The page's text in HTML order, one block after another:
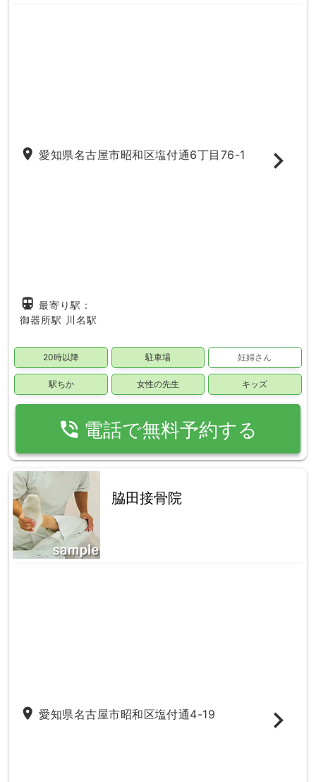
place 愛知県名古屋市昭和区塩付通6丁目76-1
directions_subway 最寄り駅：
御器所駅 川名駅
20時以降 駐車場 妊婦さん
駅ちか 女性の先生 キッズ
phone_in_talk 電話で無料予約する
脇田接骨院
place 愛知県名古屋市昭和区塩付通4-19